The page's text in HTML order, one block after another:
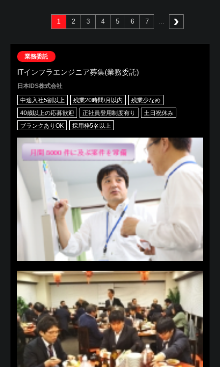
1 2 3 4 5 6 7
業務委託
ITインフラエンジニア募集(業務委託)
日本IDS株式会社
中途入社5割以上 残業20時間/月以内
残業少なめ
40歳以上の応募歓迎
正社員登用制度有り
土日祝休み
ブランクありOK
採用枠5名以上